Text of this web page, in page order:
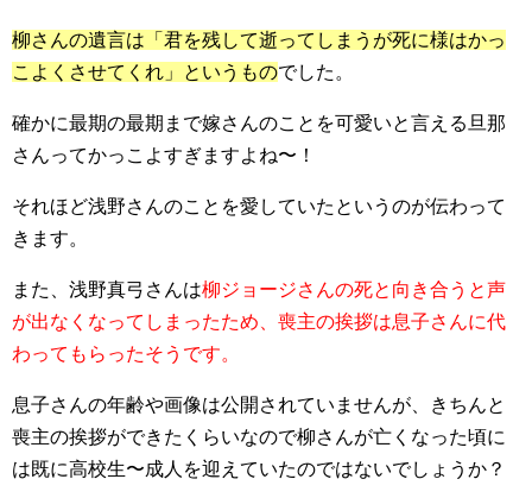
柳さんの遺言は「君を残して逝ってしまうが死に様はかっ
こよくさせてくれ」というものでした。
確かに最期の最期まで嫁さんのことを可愛いと言える旦那
さんってかっこよすぎますよね〜！
それほど浅野さんのことを愛していたというのが伝わって
きます。
また、浅野真弓さんは柳ジョージさんの死と向き合うと声
が出なくなってしまったため、喪主の挨拶は息子さんに代
わってもらったそうです。
息子さんの年齢や画像は公開されていませんが、きちんと
喪主の挨拶ができたくらいなので柳さんが亡くなった頃に
は既に高校生〜成人を迎えていたのではないでしょうか？